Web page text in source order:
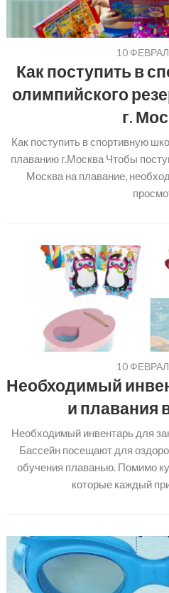
10
Как поступить в
олимпийского
г.
Как поступить в спортивную
плаванию г.Москва Чтобы
Москва на плавание,
10
Необходимый
и плавания
Необходимый инвентарь для
Бассейн посещают для
обучения плаванью. Помимо
которые каждый